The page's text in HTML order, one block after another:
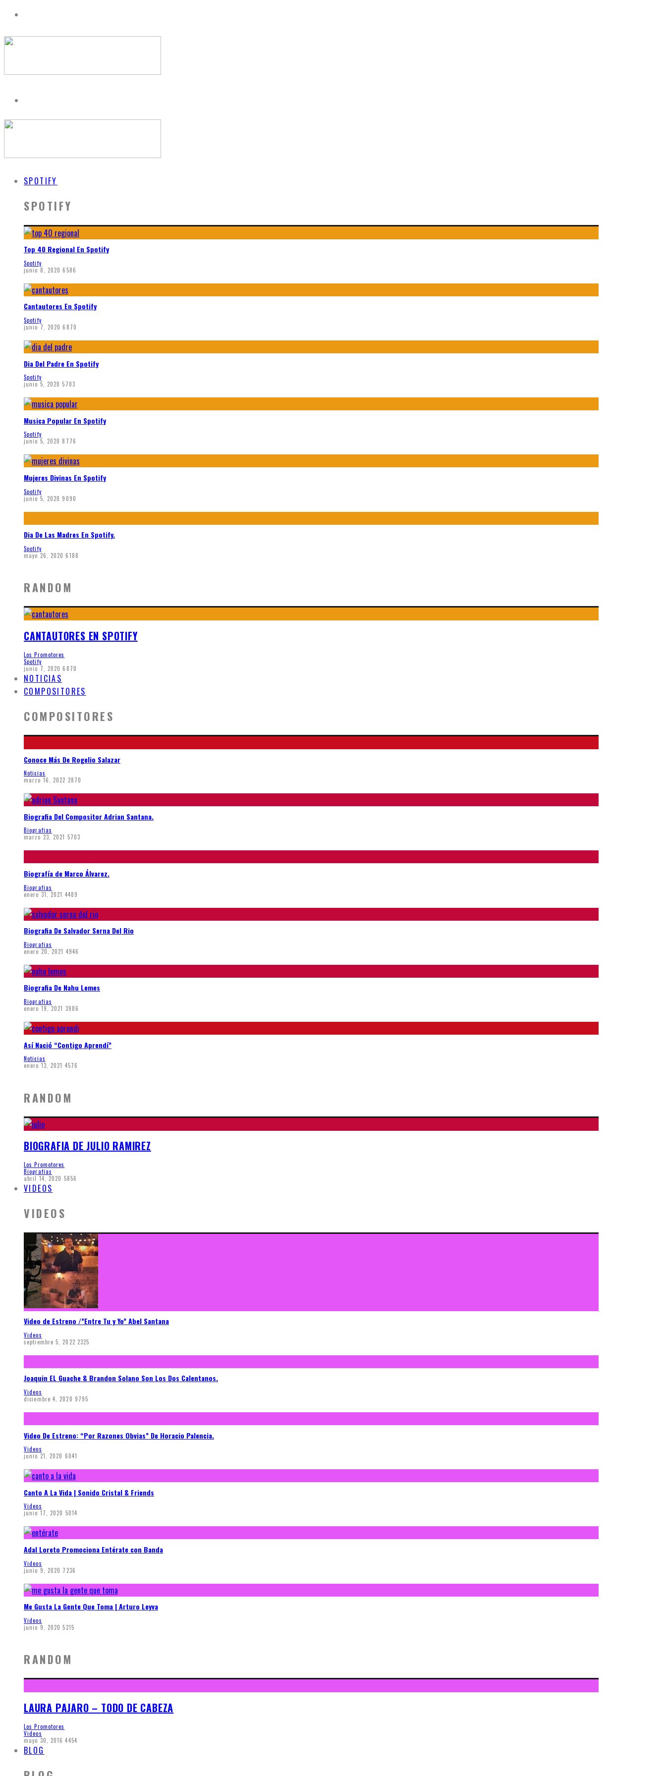
SPOTIFY
SPOTIFY
Top 40 Regional En Spotify
Spotify
junio 8, 2020 6586
Cantautores En Spotify
Spotify
junio 7, 2020 6870
Dia Del Padre En Spotify
Spotify
junio 5, 2020 5703
Musica Popular En Spotify
Spotify
junio 5, 2020 8776
Mujeres Divinas En Spotify
Spotify
junio 5, 2020 9090
Dia De Las Madres En Spotify.
Spotify
mayo 26, 2020 6188
RANDOM
CANTAUTORES EN SPOTIFY
Los Promotores
Spotify
junio 7, 2020 6870
NOTICIAS
COMPOSITORES
COMPOSITORES
Conoce Más De Rogelio Salazar
Noticias
marzo 16, 2022 2870
Biografia Del Compositor Adrian Santana.
Biografias
marzo 23, 2021 5703
Biografía de Marco Álvarez.
Biografias
enero 31, 2021 4489
Biografia De Salvador Serna Del Rio
Biografias
enero 20, 2021 4946
Biografia De Nahu Lemes
Biografias
enero 19, 2021 3986
Así Nació “Contigo Aprendí”
Noticias
enero 13, 2021 4576
RANDOM
BIOGRAFIA DE JULIO RAMIREZ
Los Promotores
Biografias
abril 14, 2020 5856
VIDEOS
VIDEOS
Video de Estreno /”Entre Tu y Yo” Abel Santana
Videos
septiembre 5, 2022 2325
Joaquin EL Guache & Brandon Solano Son Los Dos Calentanos.
Videos
diciembre 4, 2020 9795
Video De Estreno: “Por Razones Obvias” De Horacio Palencia.
Videos
junio 21, 2020 6041
Canto A La Vida | Sonido Cristal & Friends
Videos
junio 17, 2020 5014
Adal Loreto Promociona Entérate con Banda
Videos
junio 9, 2020 7236
Me Gusta La Gente Que Toma | Arturo Leyva
Videos
junio 9, 2020 5215
RANDOM
LAURA PAJARO – TODO DE CABEZA
Los Promotores
Videos
mayo 30, 2016 4454
BLOG